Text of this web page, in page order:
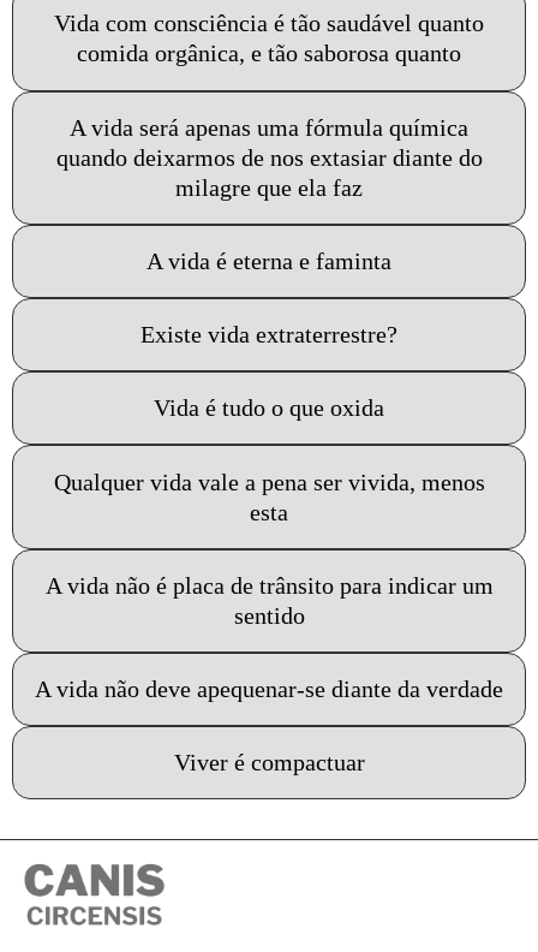
Vida com consciência é tão saudável quanto
comida orgânica, e tão saborosa quanto
A vida será apenas uma fórmula química
quando deixarmos de nos extasiar diante do
milagre que ela faz
A vida é eterna e faminta
Existe vida extraterrestre?
Vida é tudo o que oxida
Qualquer vida vale a pena ser vivida, menos
esta
A vida não é placa de trânsito para indicar um
sentido
A vida não deve apequenar-se diante da verdade
Viver é compactuar